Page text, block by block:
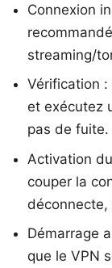
Connexion
streaming/
Vérification :
et exécutez
pas de fuite.
Activation
couper la
Démarrage
que le VPN